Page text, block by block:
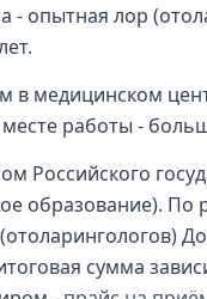
- опытная лор
в медицинском
работы -
Российского
образование). По
сумма